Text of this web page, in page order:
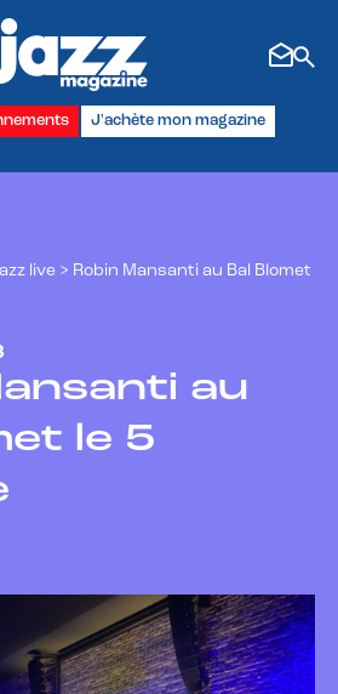
J'achète mon magazine
live > Robin Mansanti au Bal Blomet
au
le 5